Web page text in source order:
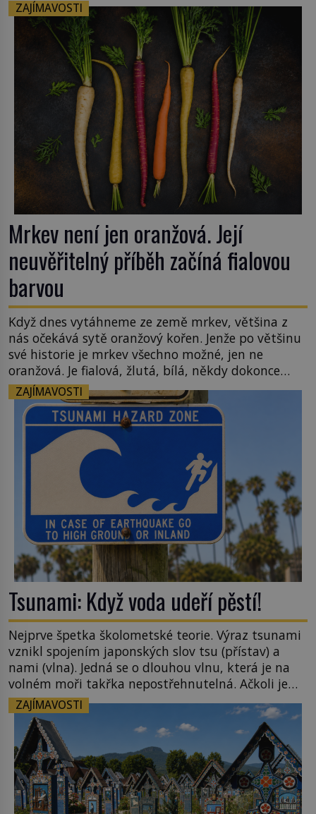
ZAJÍMAVOSTI
Mrkev není jen oranžová. Její
neuvěřitelný příběh začíná fialovou
barvou
Když dnes vytáhneme ze země mrkev, většina z
nás očekává sytě oranžový kořen. Jenže po většinu
své historie je mrkev všechno možné, jen ne
oranžová. Je fialová, žlutá, bílá, někdy dokonce
téměř černá. Až díky stovkám let pečlivého
šlechtění se z ní stává zelenina, bez které si českou
zahradu ani nedokážeme představit. Její příběh je
ZAJÍMAVOSTI
Tsunami: Když voda udeří pěstí!
Nejprve špetka školometské teorie. Výraz tsunami
vznikl spojením japonských slov tsu (přístav) a
nami (vlna). Jedná se o dlouhou vlnu, která je na
volném moři takřka nepostřehnutelná. Ačkoli je
vlnová délka tsunami i 300 kilometrů, výška vlny
na volném moři je maximálně 1,5 metru. Máme se
podobné obří vlny obávat i v Evropě? Vznik
tsunami si […]
ZAJÍMAVOSTI